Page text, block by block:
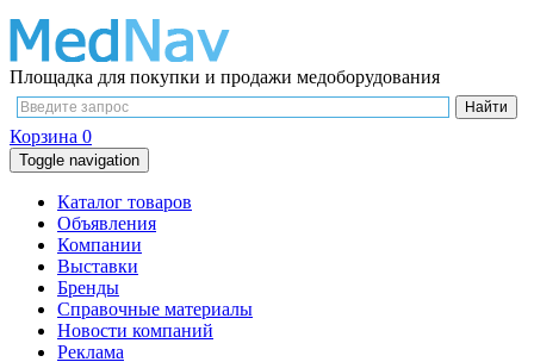
Площадка для покупки и продажи медоборудования
Корзина 0
Toggle navigation
Каталог товаров
Объявления
Компании
Выставки
Бренды
Справочные материалы
Новости компаний
Реклама